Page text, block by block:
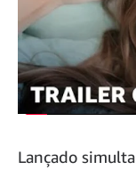
Lançado